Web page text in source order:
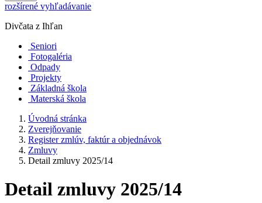
rozšírené vyhľadávanie
Divčata z Ihľan
Seniori
Fotogaléria
Odpady
Projekty
Základná škola
Materská škola
Úvodná stránka
Zverejňovanie
Register zmlúv, faktúr a objednávok
Zmluvy
Detail zmluvy 2025/14
Detail zmluvy 2025/14